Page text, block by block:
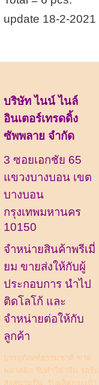
update 18-2-2021
บริษัท ไนน์ ไนล์
อินเตอร์เทรดดิ้ง
ซัพพลาย จำกัด
3 ซอยเอกชัย 65
แขวงบางบอน เขต
บางบอน
กรุงเทพมหานคร
10150
จำหน่ายสินค้าพรีเมี่
ยม ขายส่งให้กับผู้
ประกอบการ นำไป
ติดโลโก้ และ
จำหน่ายต่อให้กับ
ลูกค้า
บรรจุภัณฑ์ธรรมชาติ ขวด
พลาสติก รับทำวีซ่าจีน รถรับ
ส่งสนามบิน รับผลิตกระเป๋า